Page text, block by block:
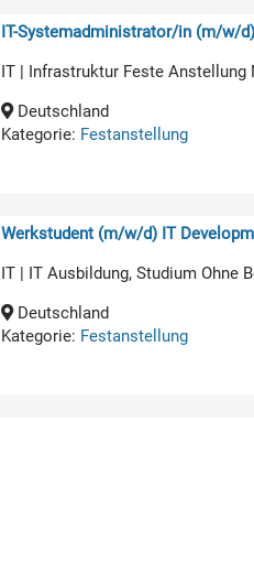
IT-Systemadministrator/in (m/w/
IT | Infrastruktur Feste
Deutschland
Kategorie: Festanstellung
Werkstudent (m/w/d) IT
IT | IT Ausbildung, Studium Ohne
Deutschland
Kategorie: Festanstellung